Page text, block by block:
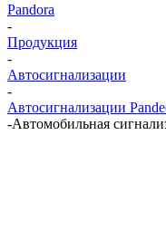
Pandora
-
Продукция
-
Автосигнализации
-
Автосигнализации
-Автомобильная